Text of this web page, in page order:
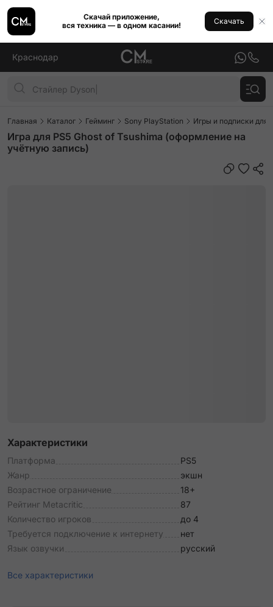
Скачай приложение,
вся техника — в одном касании!
Скачать
Краснодар
Главная Каталог Гейминг Sony PlayStation Игры и подписки для
Игра для PS5 Ghost of Tsushima (оформление на
учётную запись)
Характеристики
Платформа
PS5
Жанр
экшн
Возрастное ограничение
18+
Рейтинг Metacritic
87
Количество игроков
до 4
Требуется подключение к интернету
нет
Язык озвучки
русский
Все характеристики